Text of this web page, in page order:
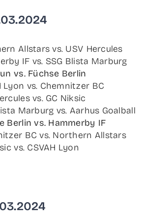
All­stars vs. USV Hercules
IF vs. SSG Blis­ta Marburg
vs. Füch­se Berlin
Lyon vs. Chem­nit­zer BC
vs. GC Niksic
Mar­burg vs. Aar­hus Goalball
Ber­lin vs. Ham­mer­by IF
BC vs. Nor­t­hern Allstars
vs. CSVAH Lyon